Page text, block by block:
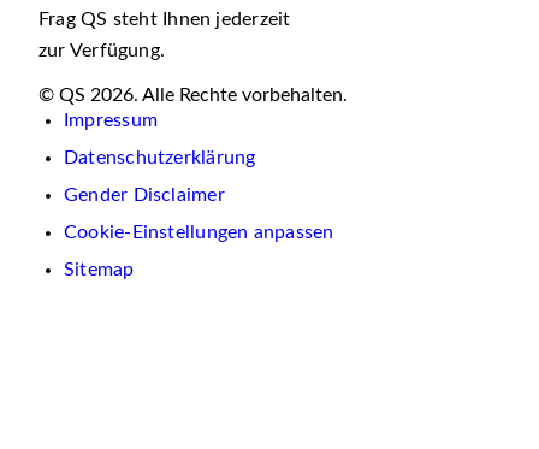
Frag QS steht Ihnen jederzeit
zur Verfügung.
© QS 2026. Alle Rechte vorbehalten.
Impressum
Datenschutzerklärung
Gender Disclaimer
Cookie-Einstellungen anpassen
Sitemap